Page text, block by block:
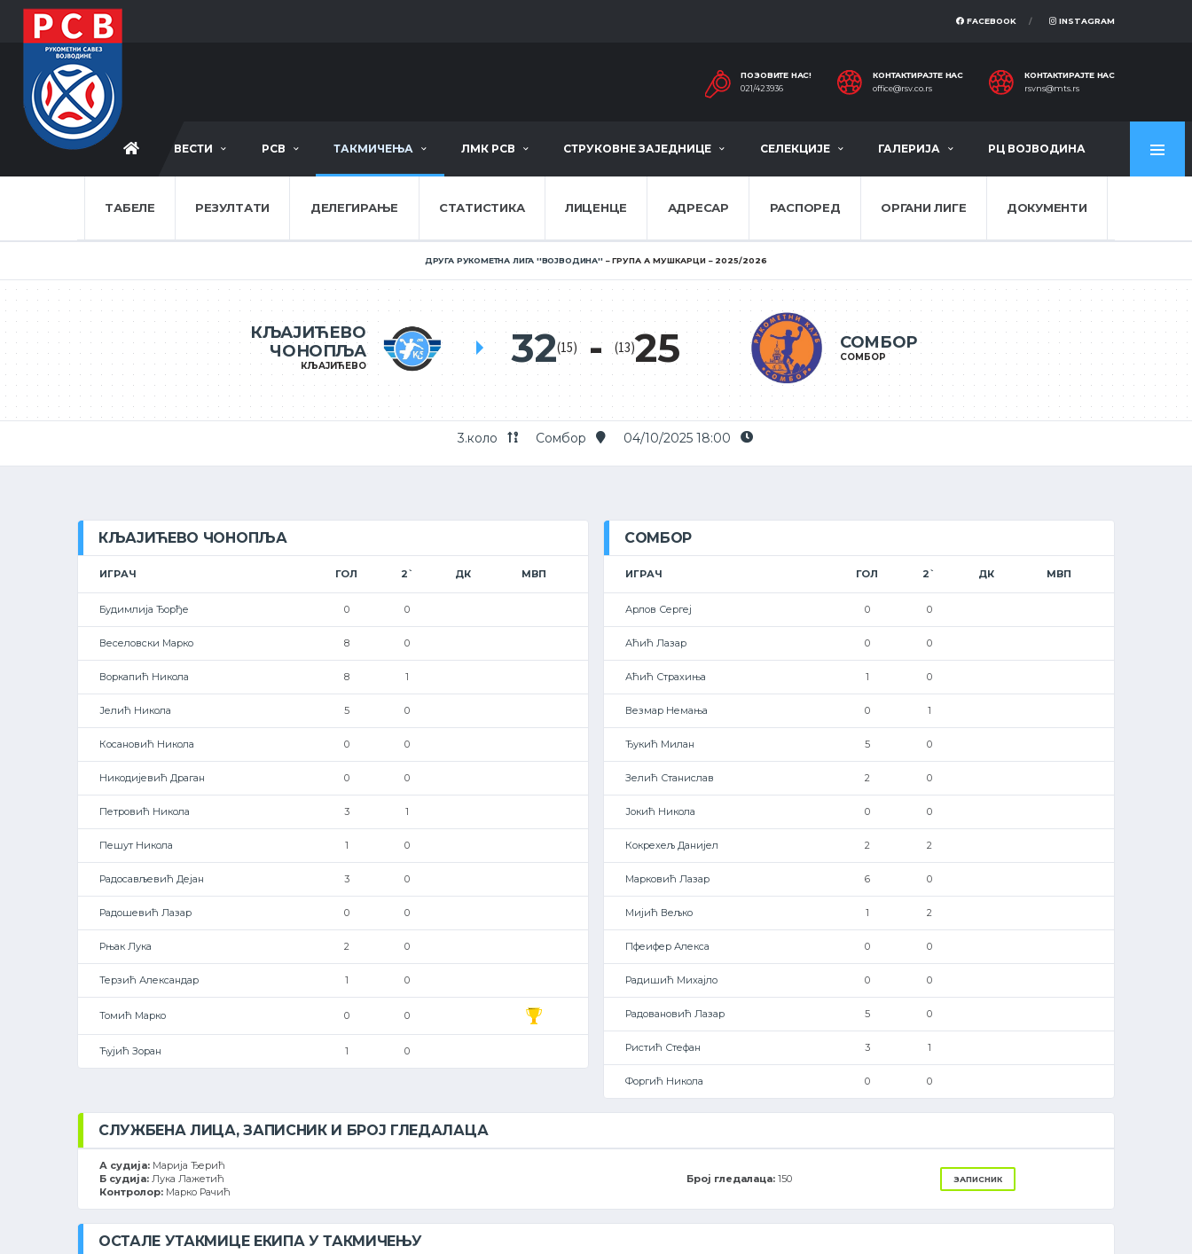
FACEBOOK INSTAGRAM
ПОЗОВИТЕ НАС!
021/423936
КОНТАКТИРАЈТЕ НАС
office@rsv.co.rs
КОНТАКТИРАЈТЕ НАС
rsvns@mts.rs
ВЕСТИ РСВ ТАКМИЧЕЊА ЛМК РСВ СТРУКОВНЕ ЗАЈЕДНИЦЕ СЕЛЕКЦИЈЕ ГАЛЕРИЈА РЦ ВОЈВОДИНА
ТАБЕЛЕ РЕЗУЛТАТИ ДЕЛЕГИРАЊЕ СТАТИСТИКА ЛИЦЕНЦЕ АДРЕСАР РАСПОРЕД ОРГАНИ ЛИГЕ ДОКУМЕНТИ
ДРУГА РУКОМЕТНА ЛИГА ''ВОЈВОДИНА'' ГРУПА А МУШКАРЦИ 2025/2026
КЉАЈИЋЕВО
ЧОНОПЉА
КЉАЈИЋЕВО 32(15) СОМБОР
СОМБОР
(13)25
3.коло Сомбор 04/10/2025 18:00
КЉАЈИЋЕВО ЧОНОПЉА
ИГРАЧ ГОЛ 2` ДК МВП
Будимлија Ђорђе 0 0
Веселовски Марко 8 0
Воркапић Никола 8 1
Јелић Никола 5 0
Косановић Никола 0 0
Никодијевић Драган 0 0
Петровић Никола 3 1
Пешут Никола 1 0
Радосављевић Дејан 3 0
Радошевић Лазар 0 0
Рњак Лука 2 0
Терзић Александар 1 0
Томић Марко 0 0
Ћујић Зоран 1 0
СОМБОР
ИГРАЧ ГОЛ 2` ДК МВП
Арлов Сергеј 0 0
Аћић Лазар 0 0
Аћић Страхиња 1 0
Везмар Немања 0 1
Ђукић Милан 5 0
Зелић Станислав 2 0
Јокић Никола 0 0
Кокрехељ Данијел 2 2
Марковић Лазар 6 0
Мијић Вељко 1 2
Пфеифер Алекса 0 0
Радишић Михајло 0 0
Радовановић Лазар 5 0
Ристић Стефан 3 1
Форгић Никола 0 0
СЛУЖБЕНА ЛИЦА, ЗАПИСНИК И БРОЈ ГЛЕДАЛАЦА
А судија: Марија Ђерић
Б судија: Лука Лажетић
Контролор: Марко Рачић
Број гледалаца: 150 ЗАПИСНИК
ОСТАЛЕ УТАКМИЦЕ ЕКИПА У ТАКМИЧЕЊУ